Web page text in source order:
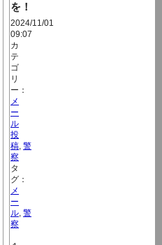
を！
2024/11/01
09:07
カ
テ
ゴ
リ
ー：
メ
ー
ル
投
稿 警
察
タ
グ：
メ
ー
ル 警
察